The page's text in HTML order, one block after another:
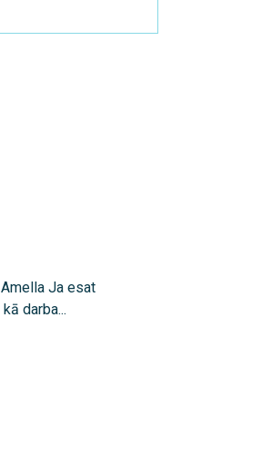
Ja esat
darba...